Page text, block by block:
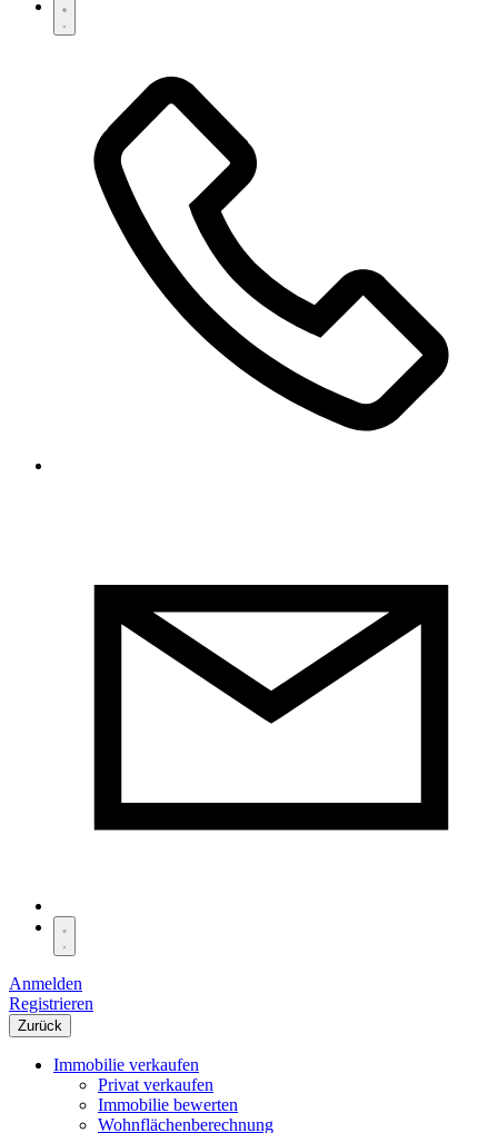
Anmelden
Registrieren
Zurück
Immobilie verkaufen
Privat verkaufen
Immobilie bewerten
Wohnflächenberechnung